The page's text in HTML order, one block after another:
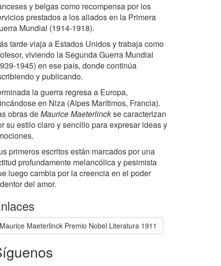
y belgas como recompensa por los
prestados a los aliados en la Primera
Mundial (1914-1918).
tarde viaja a Estados Unidos y trabaja como
viviendo la Segunda Guerra Mundial
1945) en ese país, donde continúa
y publicando.
la guerra regresa a Europa,
en Niza (Alpes Marítimos, Francia).
obras deMaurice Maeterlinckse caracterizan
su estilo claro y sencillo para expresar ideas y
primeros escritos están marcados por una
profundamente melancólica y pesimista
luego cambia por la creencia en el poder
del amor.
Maurice Maeterlinck Premio Nobel Literatura 1911